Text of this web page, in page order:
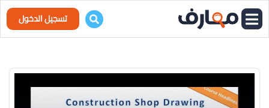
تسجيل الدخول